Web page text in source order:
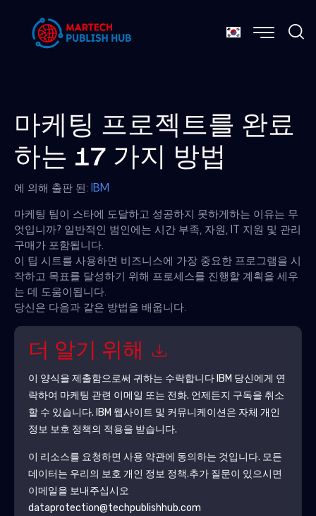
마케팅 프로젝트를 완료
하는 17 가지 방법
에 의해 출판 된: IBM
마케팅 팀이 스타에 도달하고 성공하지 못하게하는 이유는 무
엇입니까? 일반적인 범인에는 시간 부족, 자원, IT 지원 및 관리
구매가 포함됩니다.
이 팁 시트를 사용하면 비즈니스에 가장 중요한 프로그램을 시
작하고 목표를 달성하기 위해 프로세스를 진행할 계획을 세우
는 데 도움이됩니다.
당신은 다음과 같은 방법을 배웁니다.
더 알기 위해
이 양식을 제출함으로써 귀하는 수락합니다 IBM 당신에게 연
락하여 마케팅 관련 이메일 또는 전화. 언제든지 구독을 취소
할 수 있습니다. IBM 웹사이트 및 커뮤니케이션은 자체 개인
정보 보호 정책의 적용을 받습니다.
이 리소스를 요청하면 사용 약관에 동의하는 것입니다. 모든
데이터는 우리의 보호 개인 정보 정책.추가 질문이 있으시면
이메일을 보내주십시오
dataprotection@techpublishhub.com